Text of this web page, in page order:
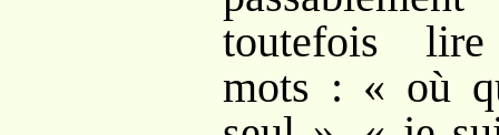
toutefois
mots : « où